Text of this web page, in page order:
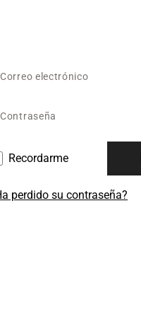
Recordarme
perdido su contraseña?